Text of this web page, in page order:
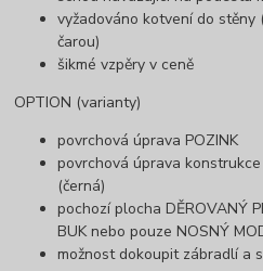
vyžadováno kotvení do
čarou)
šikmé vzpěry v ceně
OPTION (varianty)
povrchová úprava POZINK
povrchová úprava
(černá)
pochozí plocha DĚROVANÝ
BUK nebo pouze NOSNÝ
možnost dokoupit zábradlí a